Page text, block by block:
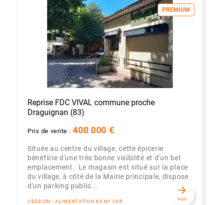
PREMIUM
Reprise FDC VIVAL commune proche
Draguignan (83)
Prix de vente :400 000 €
Située au centre du village, cette épicerie
bénéficie d'une très bonne visibilité et d'un bel
emplacement. Le magasin est situé sur la place
du village, à côté de la Mairie principale, dispose
d'un parking public...
CESSION - ALIMENTATION 80 M² VAR
arrow_forward
Voir